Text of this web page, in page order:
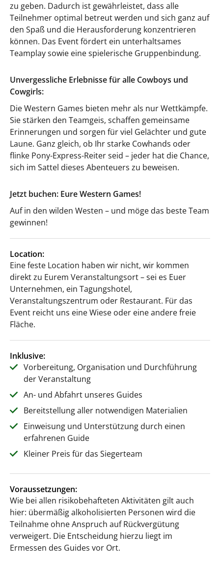
zu geben. Dadurch ist gewährleistet, dass alle
Teilnehmer optimal betreut werden und sich ganz auf
den Spaß und die Herausforderung konzentrieren
können. Das Event fördert ein unterhaltsames
Teamplay sowie eine spielerische Gruppenbindung.
Unvergessliche Erlebnisse für alle Cowboys und
Cowgirls:
Die Western Games bieten mehr als nur Wettkämpfe.
Sie stärken den Teamgeis, schaffen gemeinsame
Erinnerungen und sorgen für viel Gelächter und gute
Laune. Ganz gleich, ob Ihr starke Cowhands oder
flinke Pony-Express-Reiter seid – jeder hat die Chance,
sich im Sattel dieses Abenteuers zu beweisen.
Jetzt buchen: Eure Western Games!
Auf in den wilden Westen – und möge das beste Team
gewinnen!
Location:
Eine feste Location haben wir nicht, wir kommen
direkt zu Eurem Veranstaltungsort – sei es Euer
Unternehmen, ein Tagungshotel,
Veranstaltungszentrum oder Restaurant. Für das
Event reicht uns eine Wiese oder eine andere freie
Fläche.
Inklusive:
Vorbereitung, Organisation und Durchführung
der Veranstaltung
An- und Abfahrt unseres Guides
Bereitstellung aller notwendigen Materialien
Einweisung und Unterstützung durch einen
erfahrenen Guide
Kleiner Preis für das Siegerteam
Voraussetzungen:
Wie bei allen risikobehafteten Aktivitäten gilt auch
hier: übermäßig alkoholisierten Personen wird die
Teilnahme ohne Anspruch auf Rückvergütung
verweigert. Die Entscheidung hierzu liegt im
Ermessen des Guides vor Ort.